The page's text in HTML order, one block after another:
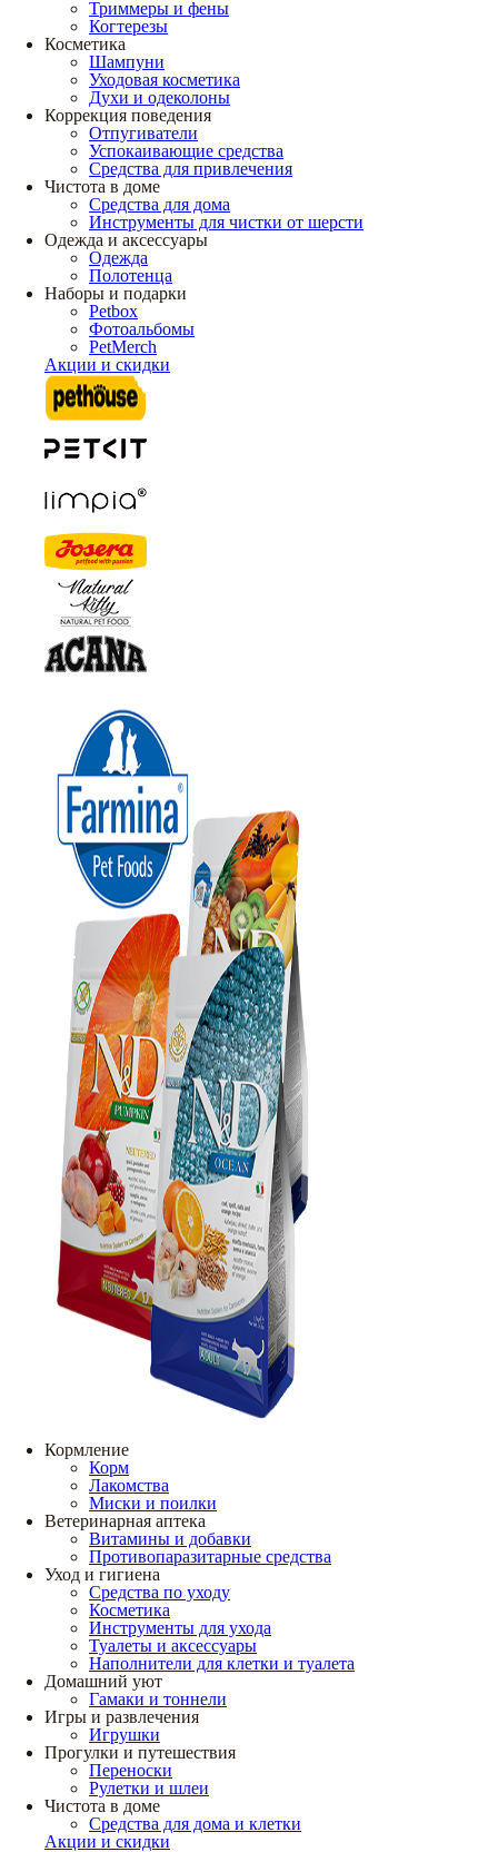
Триммеры и фены
Когтерезы
Косметика
Шампуни
Уходовая косметика
Духи и одеколоны
Коррекция поведения
Отпугиватели
Успокаивающие средства
Средства для привлечения
Чистота в доме
Средства для дома
Инструменты для чистки от шерсти
Одежда и аксессуары
Одежда
Полотенца
Наборы и подарки
Petbox
Фотоальбомы
PetMerch
Акции и скидки
Кормление
Корм
Лакомства
Миски и поилки
Ветеринарная аптека
Витамины и добавки
Противопаразитарные средства
Уход и гигиена
Средства по уходу
Косметика
Инструменты для ухода
Туалеты и аксессуары
Наполнители для клетки и туалета
Домашний уют
Гамаки и тоннели
Игры и развлечения
Игрушки
Прогулки и путешествия
Переноски
Рулетки и шлеи
Чистота в доме
Средства для дома и клетки
Акции и скидки